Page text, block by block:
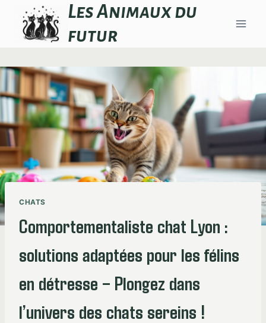
contenu
Les Animaux du
futur
CHATS
Comportementaliste chat Lyon :
solutions adaptées pour les félins
en détresse – Plongez dans
l’univers des chats sereins !